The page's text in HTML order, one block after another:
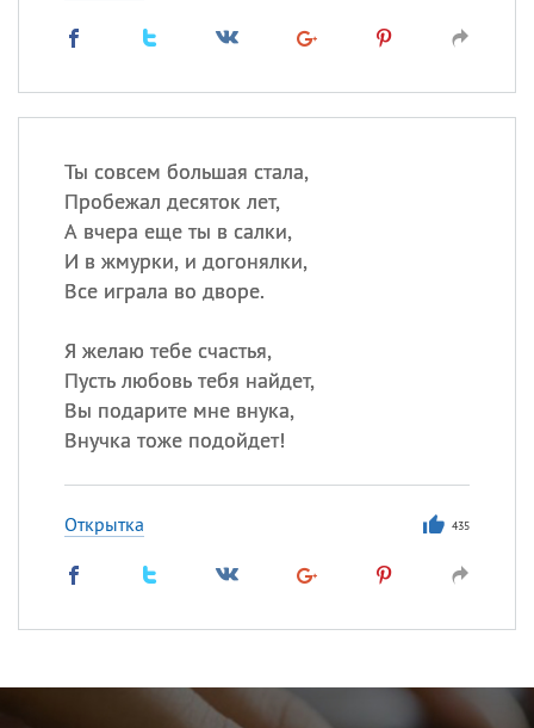
Ты совсем большая стала,
Пробежал десяток лет,
А вчера еще ты в салки,
И в жмурки, и догонялки,
Все играла во дворе.
Я желаю тебе счастья,
Пусть любовь тебя найдет,
Вы подарите мне внука,
Внучка тоже подойдет!
Открытка 435